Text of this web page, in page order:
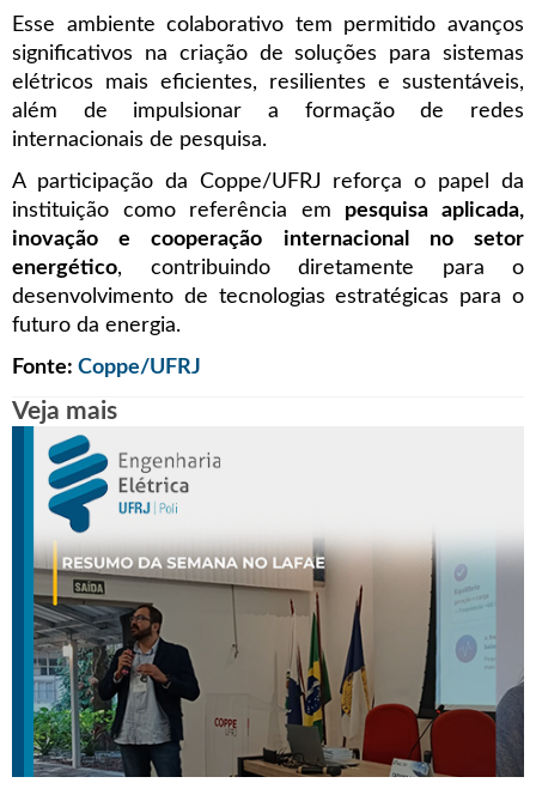
Veja mais
Esse ambiente colaborativo tem permitido avanços
significativos na criação de soluções para sistemas
elétricos mais eficientes, resilientes e sustentáveis,
além de impulsionar a formação de redes
internacionais de pesquisa.
A participação da Coppe/UFRJ reforça o papel da
instituição como referência em pesquisa aplicada,
inovação e cooperação internacional no setor
energético, contribuindo diretamente para o
desenvolvimento de tecnologias estratégicas para o
futuro da energia.
Fonte: Coppe/UFRJ